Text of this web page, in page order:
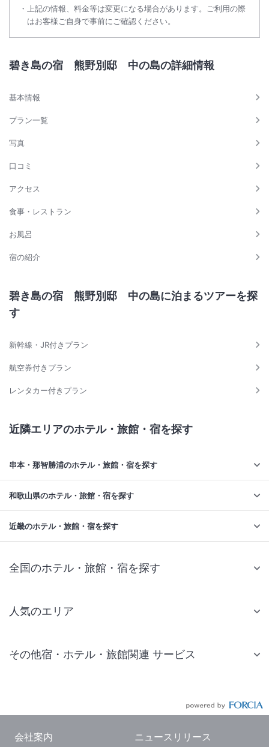
上記の情報、料金等は変更になる場合があります。ご利用の際
はお客様ご自身で事前にご確認ください。
碧き島の宿 熊野別邸 中の島の詳細情報
基本情報
プラン一覧
写真
口コミ
アクセス
食事・レストラン
お風呂
宿の紹介
碧き島の宿 熊野別邸 中の島に泊まるツアーを探
す
新幹線・JR付きプラン
航空券付きプラン
レンタカー付きプラン
近隣エリアのホテル・旅館・宿を探す
串本・那智勝浦のホテル・旅館・宿を探す
和歌山県のホテル・旅館・宿を探す
近畿のホテル・旅館・宿を探す
全国のホテル・旅館・宿を探す
人気のエリア
仙台 ホテル
東京ドーム ホテル
その他宿・ホテル・旅館関連 サービス
会社案内 ニュースリリース